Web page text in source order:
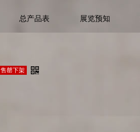
总产品表 展览预知
售罄下架